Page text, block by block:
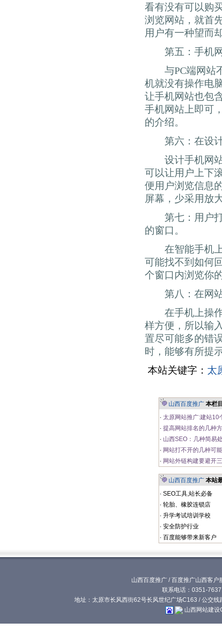
看有没有可以购
浏览网站，就首
用户有一种望而
第五：手机网
与PC端网站不
机就没有操作电
让手机网站也包
手机网站上即可
的介绍。
第六：在设计
设计手机网站
可以让用户上下
便用户浏览信息
屏幕，少采用放
第七：用户打
的窗口。
在智能手机上
可能找不到如何
个窗口内浏览你
第八：在网站
在手机上操作
样方便，所以输
置尽可能多的错
时，能够有所提
本站关键字： 太
山西百度推广 本栏
· 太原网站推广:建站10
· 提高网站排名的几种
· 山西SEO：几种简易
· 网站打不开的几种可
· 网站外链构建要避开
山西百度推广 本站
· SEO工具,站长必备
· 轮胎、橡胶连锁店
· 升学考试培训学校
· 安全防护行业
· 百度能够带来新客户
山西百度推广/百度推广山西客户
联系电话：0351-
地址：太原市长风西街62号长风世纪广场C163 / 公交
山西网站建设